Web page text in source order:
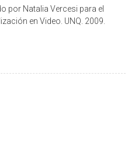
por Natalia Vercesi para el
en Video. UNQ. 2009.